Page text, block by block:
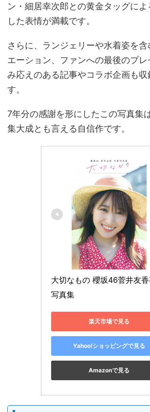
ン・細居幸次郎との黄金タッグによ
した表情が満載です。
さらに、ランジェリーや水着姿を含
エーション、ファンへの最後のプ
み応えのある記事やコラボ企画も収
す。
7年分の感謝を形にしたこの写真集
集大成とも言える自信作です。
大切なもの 櫻坂46菅井友
写真集
楽天市場で見る
Yahoo!ショッピングで見る
Amazonで見る